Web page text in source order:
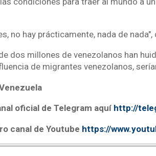
no hay prácticamente, nada de nada",
dos millones de venezolanos han
de migrantes venezolanos,
oficial de Telegram aquí http://
canal de Youtube https://